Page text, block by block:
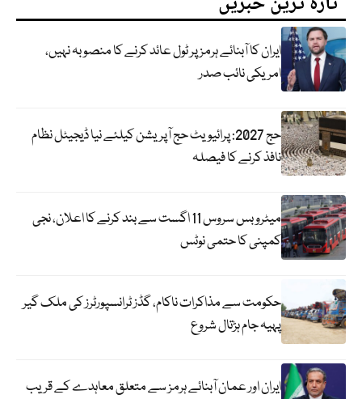
ایران کا آبنائے ہرمز پر ٹول عائد کرنے کا منصوبہ نہیں،
امریکی نائب صدر
حج 2027: پرائیویٹ حج آپریشن کیلئے نیا ڈیجیٹل نظام
نافذ کرنے کا فیصلہ
میٹرو بس سروس 11 اگست سے بند کرنے کا اعلان، نجی
کمپنی کا حتمی نوٹس
حکومت سے مذاکرات ناکام، گڈز ٹرانسپورٹرز کی ملک گیر
پہیہ جام ہڑتال شروع
ایران اور عمان آبنائے ہرمز سے متعلق معاہدے کے قریب